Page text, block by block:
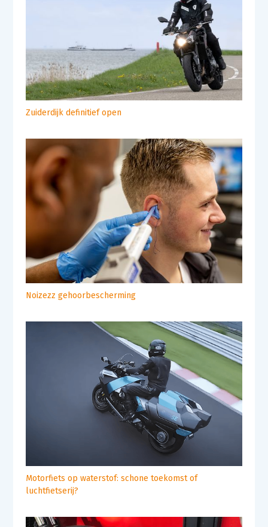
Zuiderdijk definitief open
Noizezz gehoorbescherming
Motorfiets op waterstof: schone toekomst of
luchtfietserij?